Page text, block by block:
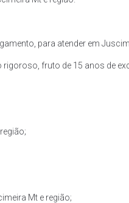
para atender em
fruto de 15 anos de
Mt e região;